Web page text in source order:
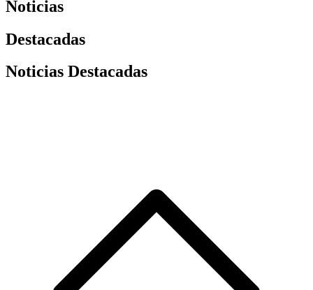
Noticias
Destacadas
Noticias Destacadas